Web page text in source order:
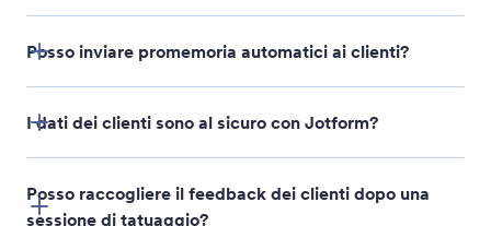
Posso inviare promemoria automatici ai clienti?
I dati dei clienti sono al sicuro con Jotform?
Posso raccogliere il feedback dei clienti dopo una
sessione di tatuaggio?